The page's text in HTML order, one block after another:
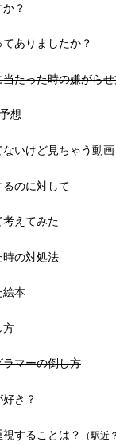
？
てありましたか？
たった時の嫌がら
想
ないけど見ちゃう動画
るのに対して
考えてみた
時の対処法
絵本
方
マーの倒し方
き？
視することは？ （駅近